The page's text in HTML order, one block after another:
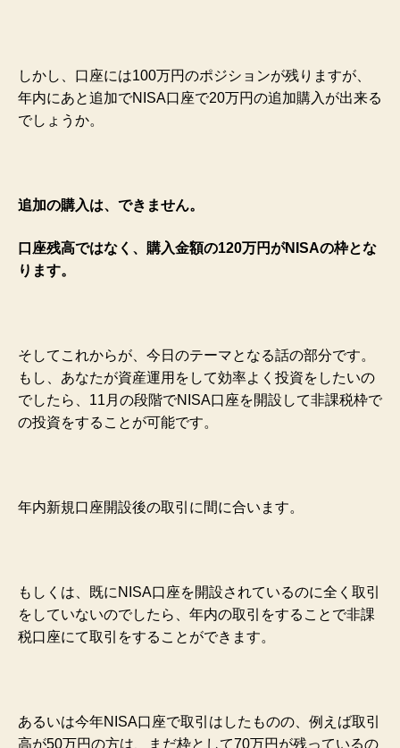
しかし、口座には100万円のポジションが残りますが、
年内にあと追加でNISA口座で20万円の追加購入が出来る
でしょうか。
追加の購入は、できません。
口座残高ではなく、購入金額の120万円がNISAの枠とな
ります。
そしてこれからが、今日のテーマとなる話の部分です。
もし、あなたが資産運用をして効率よく投資をしたいの
でしたら、11月の段階でNISA口座を開設して非課税枠で
の投資をすることが可能です。
年内新規口座開設後の取引に間に合います。
もしくは、既にNISA口座を開設されているのに全く取引
をしていないのでしたら、年内の取引をすることで非課
税口座にて取引をすることができます。
あるいは今年NISA口座で取引はしたものの、例えば取引
高が50万円の方は、まだ枠として70万円が残っているの